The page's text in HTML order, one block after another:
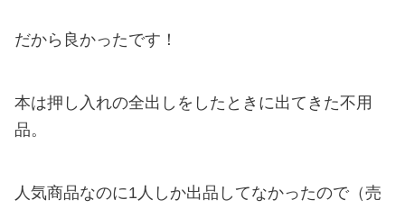
だから良かったです！
本は押し入れの全出しをしたときに出てきた不用
品。
人気商品なのに1人しか出品してなかったので（売